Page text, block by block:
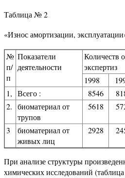
Таблица № 2
«Износ амортизации,
№
п/
п
Показатели
деятельности
Количеств о
экспертиз
1998
1, Всего : 8546
2. биоматериал от
трупов
5618
3
биоматериал от
живых лиц
2928
При анализе структуры
химических исследований